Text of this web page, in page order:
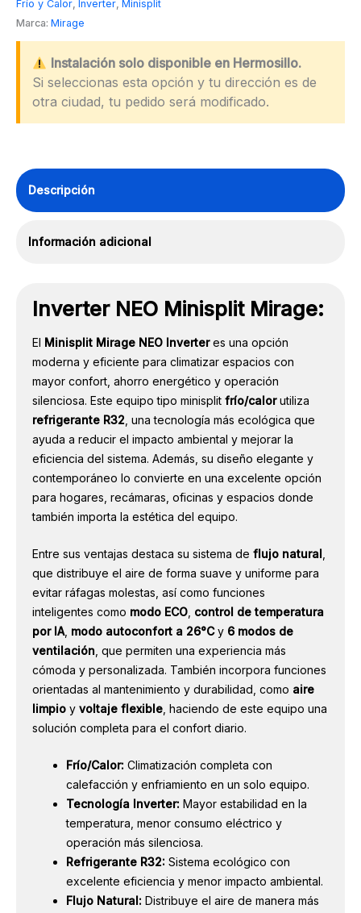
Frío y Calor Inverter Minisplit
Marca: Mirage
Instalación solo disponible en Hermosillo.
Si seleccionas esta opción y tu dirección es de
otra ciudad, tu pedido será modificado.
Descripción
Información adicional
Inverter NEO Minisplit Mirage:
El Minisplit Mirage NEO Inverteres una opción
moderna y eficiente para climatizar espacios con
mayor confort, ahorro energético y operación
silenciosa. Este equipo tipo minisplit frío/calorutiliza
refrigerante R32 , una tecnología más ecológica que
ayuda a reducir el impacto ambiental y mejorar la
eficiencia del sistema. Además, su diseño elegante y
contemporáneo lo convierte en una excelente opción
para hogares, recámaras, oficinas y espacios donde
también importa la estética del equipo.
Entre sus ventajas destaca su sistema de flujo natural
que distribuye el aire de forma suave y uniforme para
evitar ráfagas molestas, así como funciones
inteligentes como modo ECO control de temperatura
por IA, modo autoconfort a 26°Cy 6 modos de
ventilación , que permiten una experiencia más
cómoda y personalizada. También incorpora funciones
orientadas al mantenimiento y durabilidad, como aire
limpio y voltaje flexible , haciendo de este equipo una
solución completa para el confort diario.
Frío/Calor: Climatización completa con
calefacción y enfriamiento en un solo equipo.
Tecnología Inverter: Mayor estabilidad en la
temperatura, menor consumo eléctrico y
operación más silenciosa.
Refrigerante R32: Sistema ecológico con
excelente eficiencia y menor impacto ambiental.
Flujo Natural: Distribuye el aire de manera más